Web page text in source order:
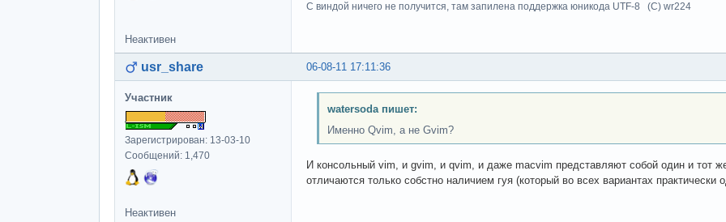
С виндой ничего не получится, там запилена поддержка юникода UTF-8 (C) wr224
Неактивен
06-08-11 17:11:36
usr_share
Участник
Зарегистрирован: 13-03-10
Сообщений: 1,470
watersoda пишет:
Именно Qvim, а не Gvim?
И консольный vim, и gvim, и qvim, и даже macvim представляют собой один и тот
отличаются только собстно наличием гуя (который во всех вариантах практически
Неактивен